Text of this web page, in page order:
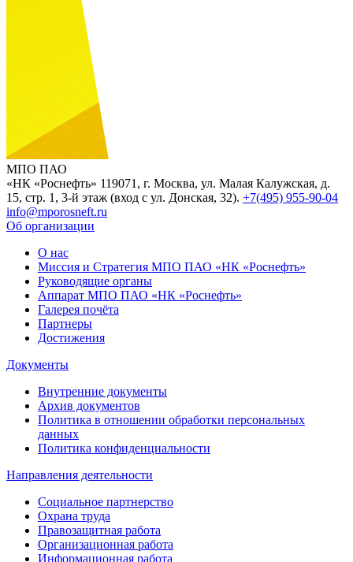
МПО ПАО
«НК «Роснефть» 119071, г. Москва, ул. Малая Калужская, д.
15, стр. 1, 3-й этаж (вход с ул. Донская, 32). +7(495) 955-90-04
info@mporosneft.ru
Об организации
О нас
Миссия и Стратегия МПО ПАО «НК «Роснефть»
Руководящие органы
Аппарат МПО ПАО «НК «Роснефть»
Галерея почёта
Партнеры
Достижения
Документы
Внутренние документы
Архив документов
Политика в отношении обработки персональных
данных
Политика конфиденциальности
Направления деятельности
Социальное партнерство
Охрана труда
Правозащитная работа
Организационная работа
Информационная работа